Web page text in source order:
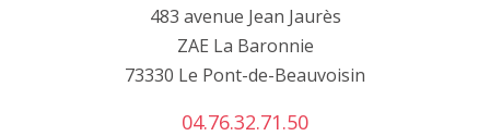
483 avenue Jean Jaurès
ZAE La Baronnie
73330 Le Pont-de-Beauvoisin
04.76.32.71.50